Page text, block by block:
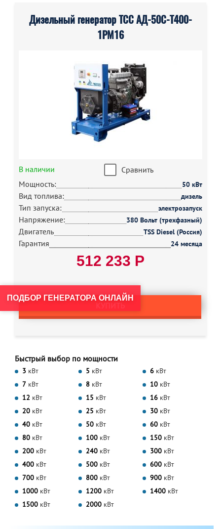
Дизельный генератор ТСС АД-50С-Т400-
1РМ16
В наличии
Сравнить
Мощность:
50 кВт
Вид топлива: дизель
Тип запуска: электрозапуск
Напряжение: 380 Вольт (трехфазный)
Двигатель TSS Diesel (Россия)
Гарантия 24 месяца
512 233 Р
КУПИТЬ
Быстрый выбор по мощности
3 кВт 5 кВт 6 кВт
7 кВт 8 кВт 10 кВт
12 кВт 15 кВт 16 кВт
20 кВт 25 кВт 30 кВт
40 кВт 50 кВт 60 кВт
80 кВт 100 кВт 150 кВт
200 кВт 240 кВт 300 кВт
400 кВт 500 кВт 600 кВт
700 кВт 800 кВт 900 кВт
1000 кВт 1200 кВт 1400 кВт
1500 кВт 2000 кВт
ПОДБОР ГЕНЕРАТОРА ОНЛАЙН